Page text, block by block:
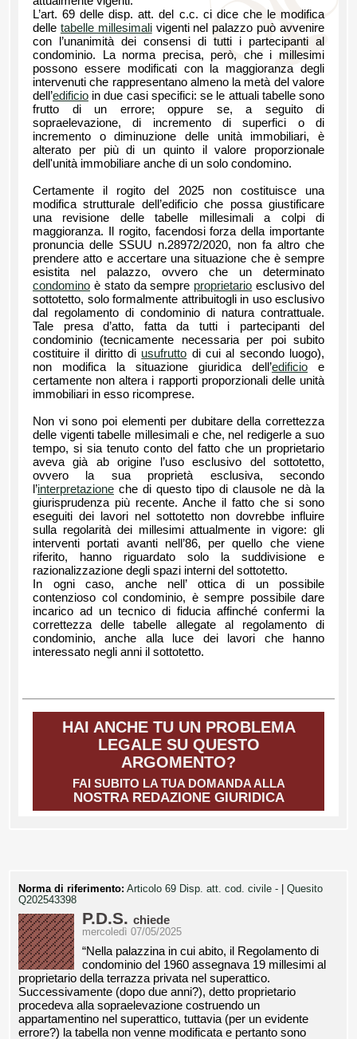
L’art. 69 delle disp. att. del c.c. ci dice che le modifica
delle tabelle millesimalivigenti nel palazzo può avvenire
con l’unanimità dei consensi di tutti i partecipanti al
condominio. La norma precisa, però, che i millesimi
possono essere modificati con la maggioranza degli
intervenuti che rappresentano almeno la metà del valore
dell’edificio in due casi specifici: se le attuali tabelle sono
frutto di un errore; oppure se, a seguito di
sopraelevazione, di incremento di superfici o di
incremento o diminuzione delle unità immobiliari, è
alterato per più di un quinto il valore proporzionale
dell'unità immobiliare anche di un solo condomino.
Certamente il rogito del 2025 non costituisce una
modifica strutturale dell’edificio che possa giustificare
una revisione delle tabelle millesimali a colpi di
maggioranza. Il rogito, facendosi forza della importante
pronuncia delle SSUU n.28972/2020, non fa altro che
prendere atto e accertare una situazione che è sempre
esistita nel palazzo, ovvero che un determinato
condomino è stato da sempre proprietario esclusivo del
sottotetto, solo formalmente attribuitogli in uso esclusivo
dal regolamento di condominio di natura contrattuale.
Tale presa d’atto, fatta da tutti i partecipanti del
condominio (tecnicamente necessaria per poi subito
costituire il diritto di usufrutto di cui al secondo luogo),
non modifica la situazione giuridica dell’edificio e
certamente non altera i rapporti proporzionali delle unità
immobiliari in esso ricomprese.
Non vi sono poi elementi per dubitare della correttezza
delle vigenti tabelle millesimali e che, nel redigerle a suo
tempo, si sia tenuto conto del fatto che un proprietario
aveva già ab origine l’uso esclusivo del sottotetto,
ovvero la sua proprietà esclusiva, secondo
l’interpretazione che di questo tipo di clausole ne dà la
giurisprudenza più recente. Anche il fatto che si sono
eseguiti dei lavori nel sottotetto non dovrebbe influire
sulla regolarità dei millesimi attualmente in vigore: gli
interventi portati avanti nell’86, per quello che viene
riferito, hanno riguardato solo la suddivisione e
razionalizzazione degli spazi interni del sottotetto.
In ogni caso, anche nell’ ottica di un possibile
contenzioso col condominio, è sempre possibile dare
incarico ad un tecnico di fiducia affinché confermi la
correttezza delle tabelle allegate al regolamento di
condominio, anche alla luce dei lavori che hanno
interessato negli anni il sottotetto.
HAI ANCHE TU UN PROBLEMA
LEGALE SU QUESTO
ARGOMENTO?
FAI SUBITO LA TUA DOMANDA ALLA
NOSTRA REDAZIONE GIURIDICA
Norma di riferimento: Articolo 69 Disp. att. cod. civile -
Quesito
Q202543398
P.D.S. chiede
mercoledì 07/05/2025
“Nella palazzina in cui abito, il Regolamento di
condominio del 1960 assegnava 19 millesimi al
proprietario della terrazza privata nel superattico.
Successivamente (dopo due anni?), detto proprietario
procedeva alla sopraelevazione costruendo un
appartamentino nel superattico, tuttavia (per un evidente
errore?) la tabella non venne modificata e pertanto sono